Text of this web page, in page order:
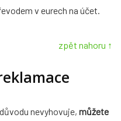
v eurech na účet.
zpět nahoru ↑
nevyhovuje, můžete